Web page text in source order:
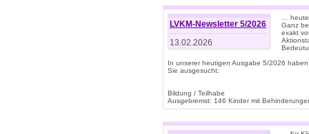
LVKM-Newsletter 5/2026
13.02.2026
…
Ganz
exakt
In unserer heutigen Ausgabe 5/2026
Sie ausgesucht:
Bildung / Teilhabe
Ausgebremst: 146 Kinder mit